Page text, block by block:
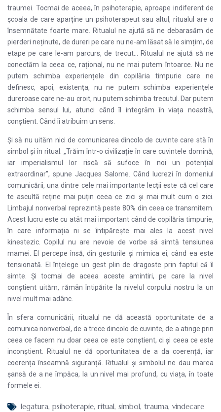
traumei. Tocmai de aceea, în psihoterapie, aproape indiferent de
școala de care aparține un psihoterapeut sau altul, ritualul are o
însemnătate foarte mare. Ritualul ne ajută să ne debarasăm de
pierderi neținute, de dureri pe care nu ne-am lăsat să le simțim, de
etape pe care le-am parcurs, de trecut… Ritualul ne ajută să ne
conectăm la ceea ce, rațional, nu ne mai putem întoarce. Nu ne
putem schimba experiențele din copilăria timpurie care ne
definesc, apoi, existența, nu ne putem schimba experiențele
dureroase care ne-au croit, nu putem schimba trecutul. Dar putem
schimba sensul lui, atunci când îl integrăm în viața noastră,
conștient. Când îi atribuim un sens.
Și să nu uităm nici de comunicarea dincolo de cuvinte care stă în
simbol și în ritual. „Trăim într-o civilizație în care cuvintele domină,
iar imperialismul lor riscă să sufoce în noi un potențial
extraordinar”, spune Jacques Salome. Când lucrezi în domeniul
comunicării, una dintre cele mai importante lecții este că cel care
te ascultă reține mai puțin ceea ce zici și mai mult cum o zici.
Limbajul nonverbal reprezintă peste 80% din ceea ce transmitem.
Acest lucru este cu atât mai important când de copilăria timpurie,
în care informația ni se întipărește mai ales la acest nivel
kinestezic. Copilul nu are nevoie de vorbe să simtă tensiunea
mamei. El percepe însă, din gesturile și mimica ei, când ea este
tensionată. El înțelege un gest plin de dragoste prin faptul că îl
simte. Și tocmai de aceea aceste amintiri, pe care la nivel
conștient uităm, rămân întipărite la nivelul corpului nostru la un
nivel mult mai adânc.
În sfera comunicării, ritualul ne dă această oportunitate de a
comunica nonverbal, de a trece dincolo de cuvinte, de a atinge prin
ceea ce facem nu doar ceea ce este conștient, ci și ceea ce este
inconștient. Ritualul ne dă oportunitatea de a da coerență, iar
coerența înseamnă siguranță. Ritualul și simbolul ne dau marea
șansă de a ne împăca, la un nivel mai profund, cu viața, în toate
formele ei.
legatura, psihoterapie, ritual, simbol, trauma, vindecare